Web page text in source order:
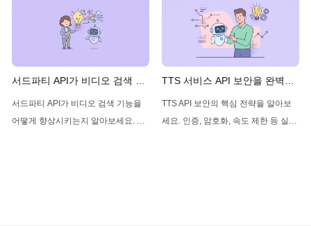
서드파티 API가 비디오 검색 기
능을 강화하는 방법과 역할 완
벽 가이드
서드파티 API가 비디오 검색 기능을
어떻게 향상시키는지 알아보세요. 실
TTS 서비스 API 보안을 완벽하
게 지키는 방법: 실전 가이드
2024
TTS API 보안의 핵심 전략을 알아보
세요. 인증, 암호화, 속도 제한 등 실전